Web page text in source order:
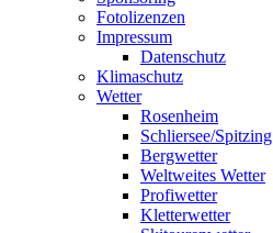
Fotolizenzen
Impressum
Datenschutz
Klimaschutz
Wetter
Rosenheim
Schliersee/Spitzing
Bergwetter
Weltweites Wetter
Profiwetter
Kletterwetter